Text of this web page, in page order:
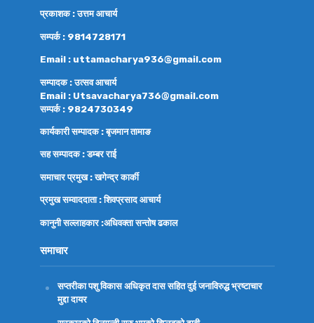
प्रकाशक : उत्तम आचार्य
सम्पर्क : 9814728171
Email : uttamacharya936@gmail.com
सम्पादक : उत्सव आचार्य
Email : Utsavacharya736@gmail.com
सम्पर्क : 9824730349
कार्यकारी सम्पादक : बृजमान तामाङ
सह सम्पादक : डम्बर राई
समाचार प्रमुख : खगेन्द्र कार्की
प्रमुख सम्वाददाता : शिवप्रसाद आचार्य
कानुनी सल्लाहकार :अधिवक्तासन्तोष ढकाल
समाचार
सप्तरीका पशु विकास अधिकृत दास सहित दुई जनाविरुद्ध भ्रष्टाचार
मुद्दा दायर